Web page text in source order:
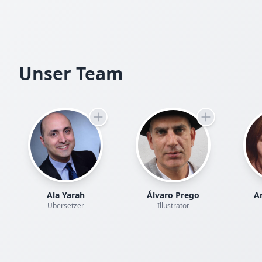
Unser Team
Ala Yarah
Übersetzer
Álvaro Prego
Illustrator